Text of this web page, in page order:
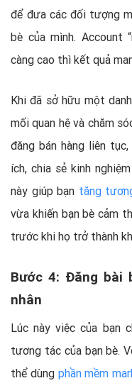
để đưa các đối tượng
bè của mình. Account
càng cao thì kết quả
Khi đã sở hữu một
mối quan hệ và chăm
đăng bán hàng liên
ích, chia sẻ kinh
này giúp bạn tăng
vừa khiến bạn bè cảm
trước khi họ trở thành
Bước 4: Đăng bài
nhân
Lúc này việc của bạn
tương tác của bạn bè.
thể dùng phần mềm